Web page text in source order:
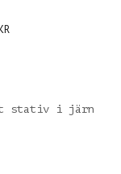
stativ i järn